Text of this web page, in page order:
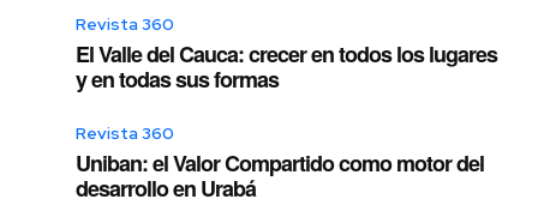
Revista 360
El Valle del Cauca: crecer en todos los lugares
y en todas sus formas
Revista 360
Uniban: el Valor Compartido como motor del
desarrollo en Urabá